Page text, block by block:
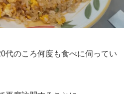
代のころ何度も食べに伺ってい